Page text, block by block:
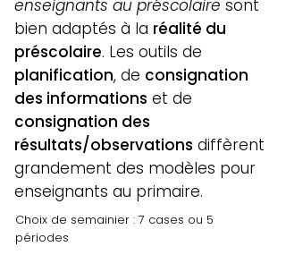
enseignants au préscolaire sont
bien adaptés à la réalité du
préscolaire. Les outils de
planification, de consignation
des informations et de
consignation des
résultats/observations diffèrent
grandement des modèles pour
enseignants au primaire.
Choix de semainier : 7 cases ou 5
périodes